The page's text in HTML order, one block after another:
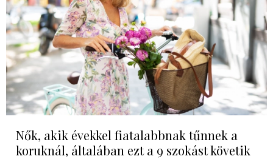
Nők, akik évekkel fiatalabbnak tűnnek a
koruknál, általában ezt a 9 szokást követik